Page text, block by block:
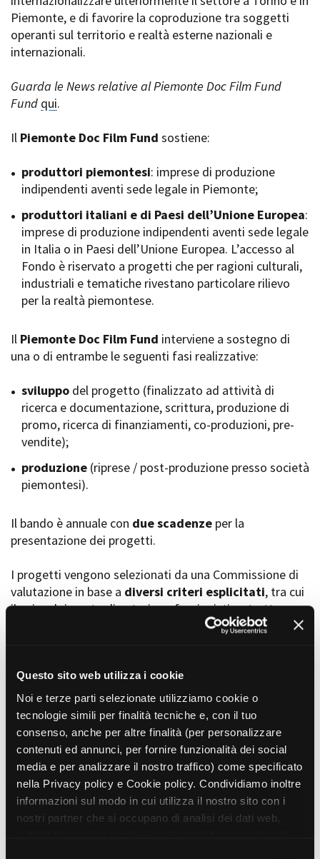
Questo sito web utilizza i cookie
Noi e terze parti selezionate utilizziamo cookie o
tecnologie simili per finalità tecniche e, con il tuo
consenso, anche per altre finalità (per personalizzare
contenuti ed annunci, per fornire funzionalità dei social
media e per analizzare il nostro traffico) come specificato
nella Privacy policy e Cookie policy. Condividiamo inoltre
informazioni sul modo in cui utilizza il nostro sito con i
nostri partner che si occupano di analisi dei dati web,
SERVIZI
Servizi generali
Spazi nella sede FCTP
Sala Casting
Sala Paolo Tenna
Piemonte Film Tv Fund
Piemonte Film Tv
Development Fund
Piemonte Doc Film Fund
Short Film Fund
PRODUCTION GUIDE
Società di produzione
Strutture di servizio
Attrici-Attori
Beginners
LOCATION GUIDE
FILM DATABASE
BOOK DATABASE
NEWS
CASTING
FESTIVAL, MARKETS,
AWARDS
International Film Festival
Festival de Cannes
Locarno Film Festival
Cinematografica Venezia
Toronto International Film
Festa del Cinema di Roma
Torino Film Festival
David di Donatello
Nastri d’Argento
Premio Solinas
Location - Accedi al tuo
profilo
Newsletter
Lavora con noi
Stage - Tirocini - Scuola e
Lavoro
per affidamento lavori in
economia
Amministrazione trasparente
Bandi e gare
Whistleblowing
Piemonte, e di favorire la coproduzione tra soggetti
operanti sul territorio e realtà esterne nazionali e
internazionali.
Guarda le News relative al Piemonte Doc Film Fund
Fund qui.
Il Piemonte Doc Film Fund sostiene:
produttori piemontesi: imprese di produzione
indipendenti aventi sede legale in Piemonte;
produttori italiani e di Paesi dell’Unione Europea:
imprese di produzione indipendenti aventi sede legale
in Italia o in Paesi dell’Unione Europea. L’accesso al
Fondo è riservato a progetti che per ragioni culturali,
industriali e tematiche rivestano particolare rilievo
per la realtà piemontese.
Il Piemonte Doc Film Fund interviene a sostegno di
una o di entrambe le seguenti fasi realizzative:
sviluppo del progetto (finalizzato ad attività di
ricerca e documentazione, scrittura, produzione di
promo, ricerca di finanziamenti, co-produzioni, pre-
vendite);
produzione (riprese / post-produzione presso società
piemontesi).
Il bando è annuale con due scadenze per la
presentazione dei progetti.
I progetti vengono selezionati da una Commissione di
valutazione in base a diversi criteri esplicitati, tra cui
il coinvolgimento di autori, professionisti e strutture
torinesi e piemontesi, i co-finanziamenti e l’effettiva
diffusione attraverso molteplici canali (proiezioni in sala,
canali televisivi, homevideo, piattaforme web...).
Progetti in progress
Vedi 105 progetti in progress